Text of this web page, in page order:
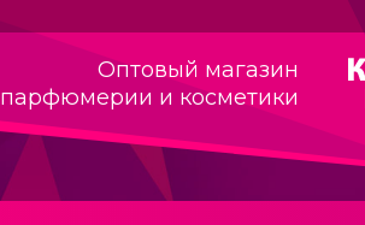
Оптовый магазин
парфюмерии и косметики